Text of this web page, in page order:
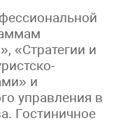
«Стратегии и
и
управления в
Гостиничное